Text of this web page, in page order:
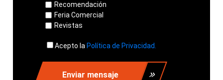
Recomendación
Feria Comercial
Revistas
Acepto la Política de Privacidad.
Enviar mensaje